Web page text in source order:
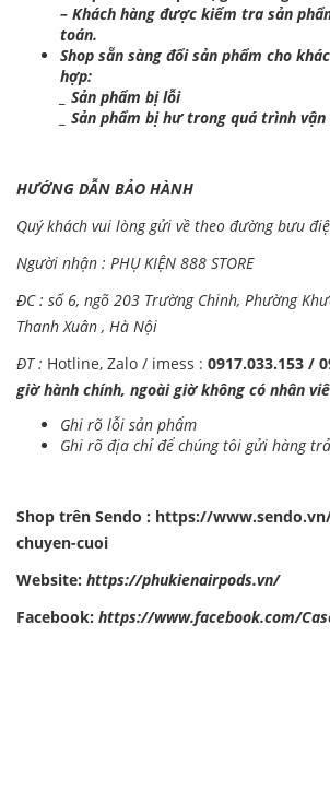
– Khách hàng được kiểm tra sản
toán.
Shop sẵn sàng đổi sản phẩm cho
hợp:
_ Sản phẩm bị lỗi
_ Sản phẩm bị hư trong quá trình
HƯỚNG DẪN BẢO HÀNH
Quý khách vui lòng gửi về theo đường bưu
Người nhận : PHỤ KIỆN 888 STORE
ĐC : số 6, ngõ 203 Trường Chinh, Phường
Thanh Xuân , Hà Nội
ĐT : Hotline, Zalo / imess : 0917.033.153 /
giờ hành chính, ngoài giờ không có nhân
Ghi rõ lỗi sản phẩm
Ghi rõ địa chỉ để chúng tôi gửi hàng
Shop trên Sendo : https://
chuyen-cuoi
Website: https://phukienairpods.vn/
Facebook: https://www.facebook.com/